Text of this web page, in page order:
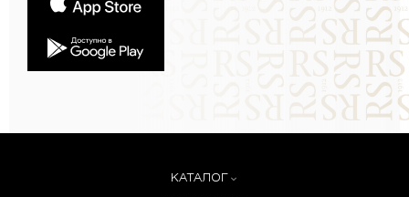
КАТАЛОГ